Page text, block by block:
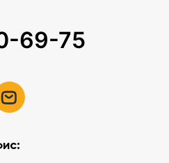
69-75